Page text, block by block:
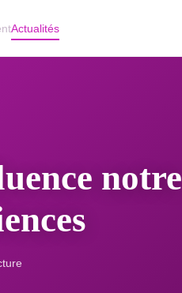
Actualités
notre